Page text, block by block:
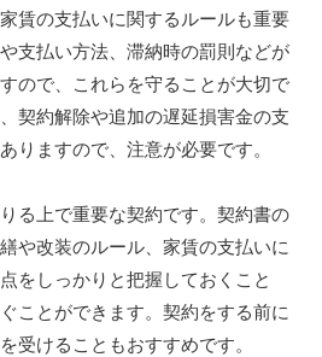
賃の支払いに関するルールも重要
支払い方法、滞納時の罰則などが
ので、これらを守ることが大切で
契約解除や追加の遅延損害金の支
りますので、注意が必要です。
る上で重要な契約です。契約書の
や改装のルール、家賃の支払いに
をしっかりと把握しておくこと
ことができます。契約をする前に
受けることもおすすめです。